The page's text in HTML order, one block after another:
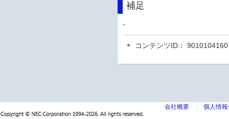
補足
-
コンテンツID： 9010104160
会社概要 個人情